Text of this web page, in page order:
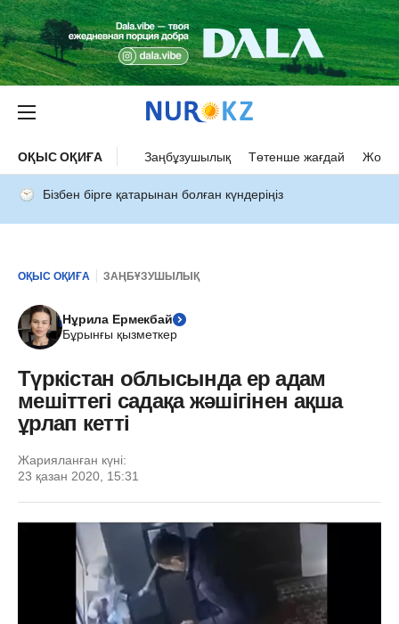
ОҚЫС ОҚИҒА Заңбұзушылық Төтенше жағдай Жол
Бізбен бірге қатарынан болған күндеріңіз
ОҚЫС ОҚИҒА ЗАҢБҰЗУШЫЛЫҚ
Нұрила Ермекбай
Бұрынғы қызметкер
Түркістан облысында ер адам
мешіттегі садақа жәшігінен ақша
ұрлап кетті
Жарияланған күні:
23 қазан 2020, 15:31